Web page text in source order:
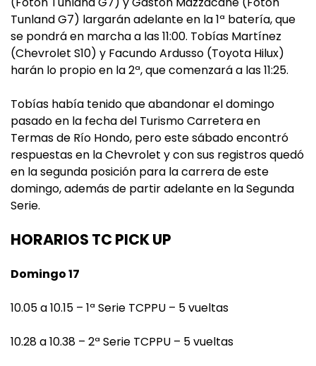
Tunland G7) largarán adelante en la 1ª batería, que
se pondrá en marcha a las 11:00. Tobías Martínez
(Chevrolet S10) y Facundo Ardusso (Toyota Hilux)
harán lo propio en la 2ª, que comenzará a las 11:25.
Tobías había tenido que abandonar el domingo
pasado en la fecha del Turismo Carretera en
Termas de Río Hondo, pero este sábado encontró
respuestas en la Chevrolet y con sus registros quedó
en la segunda posición para la carrera de este
domingo, además de partir adelante en la Segunda
Serie.
HORARIOS TC PICK UP
Domingo 17
10.05 a 10.15 – 1ª Serie TCPPU – 5 vueltas
10.28 a 10.38 – 2ª Serie TCPPU – 5 vueltas